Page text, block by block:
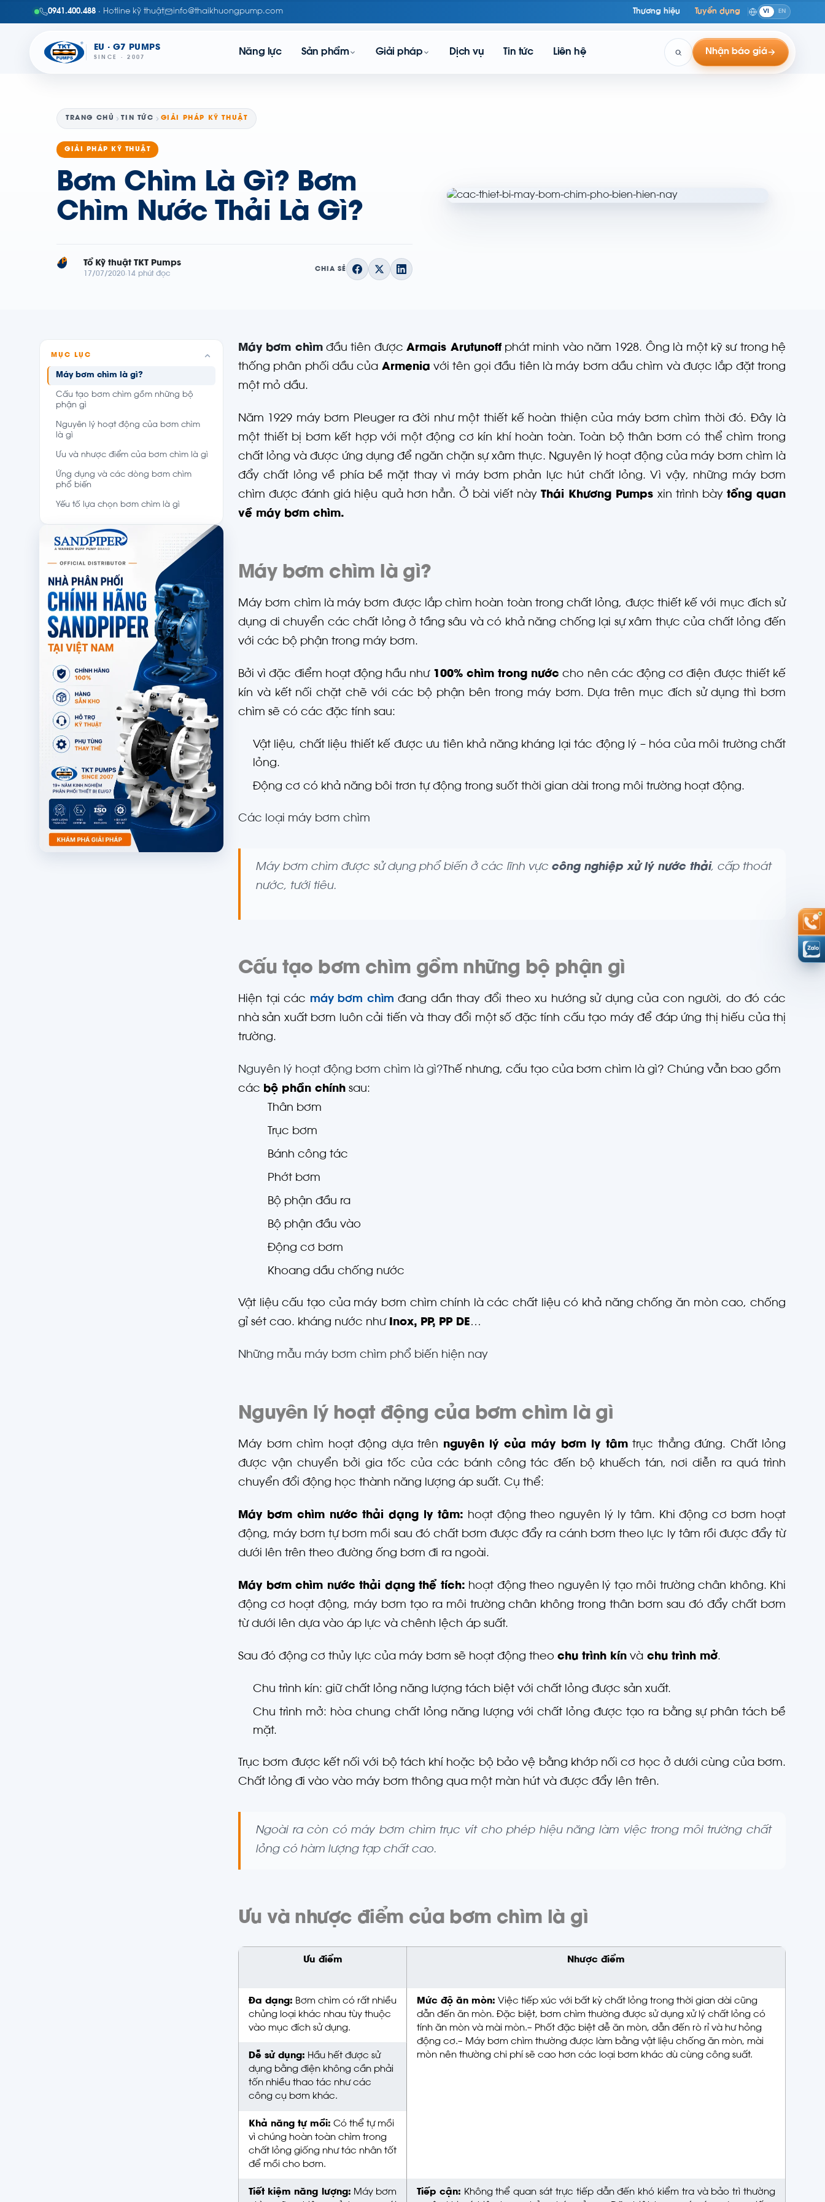
0941.400.488 · Hotline kỹ thuật info@thaikhuongpump.com Thương hiệu Tuyển dụng VI EN
EU · G7 PUMPS
SINCE · 2007
Năng lực Sản phẩm Giải pháp Dịch vụ Tin tức Liên hệ Nhận báo giá
TRANG CHỦ TIN TỨC GIẢI PHÁP KỸ THUẬT
GIẢI PHÁP KỸ THUẬT
Bơm Chìm Là Gì? Bơm
Chìm Nước Thải Là Gì?
TP Tổ Kỹ thuật TKT Pumps
17/07/2020 14 phút đọc
CHIA SẺ
MỤC LỤC
Máy bơm chìm là gì?
Cấu tạo bơm chìm gồm những bộ
phận gì
Nguyên lý hoạt động của bơm chìm
là gì
Ưu và nhược điểm của bơm chìm là gì
Ứng dụng và các dòng bơm chìm
phổ biến
Yếu tố lựa chọn bơm chìm là gì
Máy bơm chìm đầu tiên đượcArmais Arutunoffphát minh vào năm 1928. Ông là một kỹ sư trong hệ
thống phân phối dầu của Armenia với tên gọi đầu tiên là máy bơm dầu chìm và được lắp đặt trong
một mỏ dầu.
Năm 1929 máy bơm Pleuger ra đời như một thiết kế hoàn thiện của máy bơm chìm thời đó. Đây là
một thiết bị bơm kết hợp với một động cơ kín khí hoàn toàn. Toàn bộ thân bơm có thể chìm trong
chất lỏng và được ứng dụng để ngăn chặn sự xâm thực. Nguyên lý hoạt động của máy bơm chìm là
đẩy chất lỏng về phía bề mặt thay vì máy bơm phản lực hút chất lỏng. Vì vậy, những máy bơm
chìm được đánh giá hiệu quả hơn hẳn. Ở bài viết nàyThái Khương Pumps xin trình bày tổng quan
về máy bơm chìm.
Máy bơm chìm là gì?
Máy bơm chìm là máy bơm được lắp chìm hoàn toàn trong chất lỏng, được thiết kế với mục đích sử
dụng di chuyển các chất lỏng ở tầng sâu và có khả năng chống lại sự xâm thực của chất lỏng đến
với các bộ phận trong máy bơm.
Bởi vì đặc điểm hoạt động hầu như 100% chìm trong nước cho nên các động cơ điện được thiết kế
kín và kết nối chặt chẽ với các bộ phận bên trong máy bơm. Dựa trên mục đích sử dụng thì bơm
chìm sẽ có các đặc tính sau:
Vật liệu, chất liệu thiết kế được ưu tiên khả năng kháng lại tác động lý – hóa của môi trường chất
lỏng.
Động cơ có khả năng bôi trơn tự động trong suốt thời gian dài trong môi trường hoạt động.
Các loại máy bơm chìm
Máy bơm chìm được sử dụng phổ biến ở các lĩnh vực công nghiệp xử lý nước thải, cấp thoát
nước, tưới tiêu.
Cấu tạo bơm chìm gồm những bộ phận gì
Hiện tại các máy bơm chìm đang dần thay đổi theo xu hướng sử dụng của con người, do đó các
nhà sản xuất bơm luôn cải tiến và thay đổi một số đặc tính cấu tạo máy để đáp ứng thị hiếu của thị
trường.
Nguyên lý hoạt động bơm chìm là gì? Thế nhưng, cấu tạo của bơm chìm là gì? Chúng vẫn bao gồm
các bộ phần chính sau:
Thân bơm
Trục bơm
Bánh công tác
Phớt bơm
Bộ phận đầu ra
Bộ phận đầu vào
Động cơ bơm
Khoang dầu chống nước
Vật liệu cấu tạo của máy bơm chìm chính là các chất liệu có khả năng chống ăn mòn cao, chống
gỉ sét cao. kháng nước như Inox, PP, PP DE…
Những mẫu máy bơm chìm phổ biến hiện nay
Nguyên lý hoạt động của bơm chìm là gì
Máy bơm chìm hoạt động dựa trên nguyên lý của máy bơm ly tâmtrục thẳng đứng. Chất lỏng
được vận chuyển bởi gia tốc của các bánh công tác đến bộ khuếch tán, nơi diễn ra quá trình
chuyển đổi động học thành năng lượng áp suất. Cụ thể:
Máy bơm chìm nước thải dạng ly tâm: hoạt động theo nguyên lý ly tâm. Khi động cơ bơm hoạt
động, máy bơm tự bơm mồi sau đó chất bơm được đẩy ra cánh bơm theo lực ly tâm rồi được đẩy từ
dưới lên trên theo đường ống bơm đi ra ngoài.
Máy bơm chìm nước thải dạng thể tích: hoạt động theo nguyên lý tạo môi trường chân không. Khi
động cơ hoạt động, máy bơm tạo ra môi trường chân không trong thân bơm sau đó đẩy chất bơm
từ dưới lên dựa vào áp lực và chênh lệch áp suất.
Sau đó động cơ thủy lực của máy bơm sẽ hoạt động theo chu trình kín và chu trình mở.
Chu trình kín: giữ chất lỏng năng lượng tách biệt với chất lỏng được sản xuất.
Chu trình mở: hòa chung chất lỏng năng lượng với chất lỏng được tạo ra bằng sự phân tách bề
mặt.
Trục bơm được kết nối với bộ tách khí hoặc bộ bảo vệ bằng khớp nối cơ học ở dưới cùng của bơm.
Chất lỏng đi vào vào máy bơm thông qua một màn hút và được đẩy lên trên.
Ngoài ra còn có máy bơm chìm trục vít cho phép hiệu năng làm việc trong môi trường chất
lỏng có hàm lượng tạp chất cao.
Ưu và nhược điểm của bơm chìm là gì
Ưu điểm Nhược điểm
Đa dạng: Bơm chìm có rất nhiều
chủng loại khác nhau tùy thuộc
vào mục đích sử dụng.
Mức độ ăn mòn: Việc tiếp xúc với bất kỳ chất lỏng trong thời gian dài cũng
dẫn đến ăn mòn. Đặc biệt, bơm chìm thường được sử dụng xử lý chất lỏng có
tính ăn mòn và mài mòn.– Phốt đặc biệt dễ ăn mòn, dẫn đến rò rỉ và hư hỏng
động cơ.– Máy bơm chìm thường được làm bằng vật liệu chống ăn mòn, mài
mòn nên thường chi phí sẽ cao hơn các loại bơm khác dù cùng công suất.
Dễ sử dụng: Hầu hết được sử
dụng bằng điện không cần phải
tốn nhiều thao tác như các
công cụ bơm khác.
Khả năng tự mồi: Có thể tự mồi
vì chúng hoàn toàn chìm trong
chất lỏng giống như tác nhân tốt
để mồi cho bơm.
Tiết kiệm năng lượng: Máy bơm
Tiếp cận: Không thể quan sát trực tiếp dẫn đến khó kiểm tra và bảo trì thường